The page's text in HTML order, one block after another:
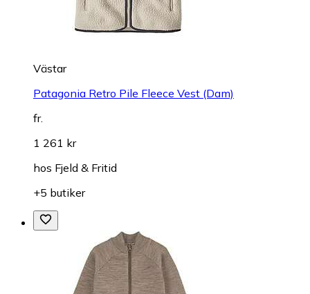
Västar
Patagonia Retro Pile Fleece Vest (Dam)
fr.
1 261 kr
hos Fjeld & Fritid
+5 butiker